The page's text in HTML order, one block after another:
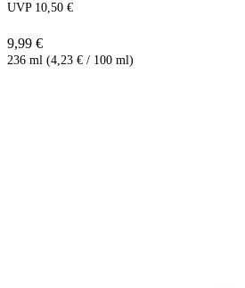
UVP 10,50 €
9,99 €
236 ml (4,23 € / 100 ml)